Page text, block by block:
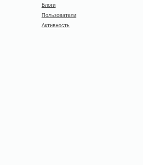
Блоги
Пользователи
Активность